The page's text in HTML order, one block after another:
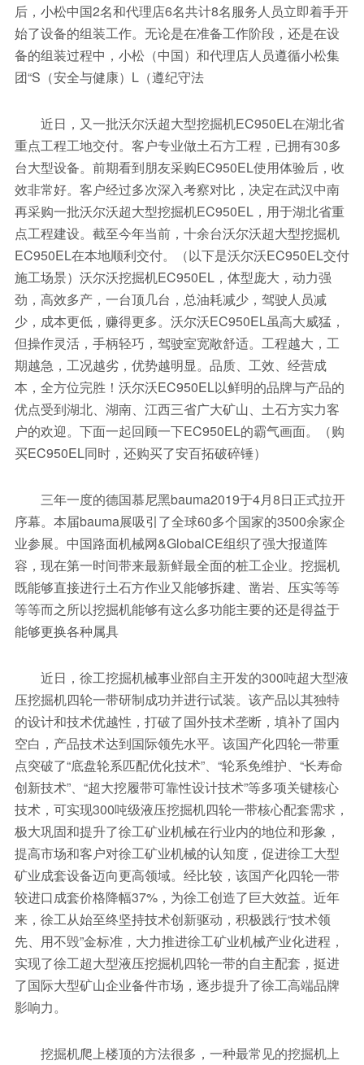
后，小松中国2名和代理店6名共计8名服务人员立即着手开
始了设备的组装工作。无论是在准备工作阶段，还是在设
备的组装过程中，小松（中国）和代理店人员遵循小松集
团“S（安全与健康）L（遵纪守法
近日，又一批沃尔沃超大型挖掘机EC950EL在湖北省
重点工程工地交付。客户专业做土石方工程，已拥有30多
台大型设备。前期看到朋友采购EC950EL使用体验后，收
效非常好。客户经过多次深入考察对比，决定在武汉中南
再采购一批沃尔沃超大型挖掘机EC950EL，用于湖北省重
点工程建设。截至今年当前，十余台沃尔沃超大型挖掘机
EC950EL在本地顺利交付。（以下是沃尔沃EC950EL交付
施工场景）沃尔沃挖掘机EC950EL，体型庞大，动力强
劲，高效多产，一台顶几台，总油耗减少，驾驶人员减
少，成本更低，赚得更多。沃尔沃EC950EL虽高大威猛，
但操作灵活，手柄轻巧，驾驶室宽敞舒适。工程越大，工
期越急，工况越劣，优势越明显。品质、工效、经营成
本，全方位完胜！沃尔沃EC950EL以鲜明的品牌与产品的
优点受到湖北、湖南、江西三省广大矿山、土石方实力客
户的欢迎。下面一起回顾一下EC950EL的霸气画面。（购
买EC950EL同时，还购买了安百拓破碎锤）
三年一度的德国慕尼黑bauma2019于4月8日正式拉开
序幕。本届bauma展吸引了全球60多个国家的3500余家企
业参展。中国路面机械网&GlobalCE组织了强大报道阵
容，现在第一时间带来最新鲜最全面的桩工企业。挖掘机
既能够直接进行土石方作业又能够拆建、凿岩、压实等等
等等而之所以挖掘机能够有这么多功能主要的还是得益于
能够更换各种属具
近日，徐工挖掘机械事业部自主开发的300吨超大型液
压挖掘机四轮一带研制成功并进行试装。该产品以其独特
的设计和技术优越性，打破了国外技术垄断，填补了国内
空白，产品技术达到国际领先水平。该国产化四轮一带重
点突破了“底盘轮系匹配优化技术”、“轮系免维护、“长寿命
创新技术”、“超大挖履带可靠性设计技术”等多项关键核心
技术，可实现300吨级液压挖掘机四轮一带核心配套需求，
极大巩固和提升了徐工矿业机械在行业内的地位和形象，
提高市场和客户对徐工矿业机械的认知度，促进徐工大型
矿业成套设备迈向更高领域。经比较，该国产化四轮一带
较进口成套价格降幅37%，为徐工创造了巨大效益。近年
来，徐工从始至终坚持技术创新驱动，积极践行“技术领
先、用不毁”金标准，大力推进徐工矿业机械产业化进程，
实现了徐工超大型液压挖掘机四轮一带的自主配套，挺进
了国际大型矿山企业备件市场，逐步提升了徐工高端品牌
影响力。
挖掘机爬上楼顶的方法很多，一种最常见的挖掘机上